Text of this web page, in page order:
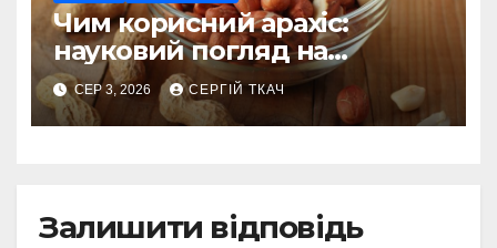
Чим корисний арахіс:
науковий погляд на
поживну цінність
СЕР 3, 2026 СЕРГІЙ ТКАЧ
Залишити відповідь